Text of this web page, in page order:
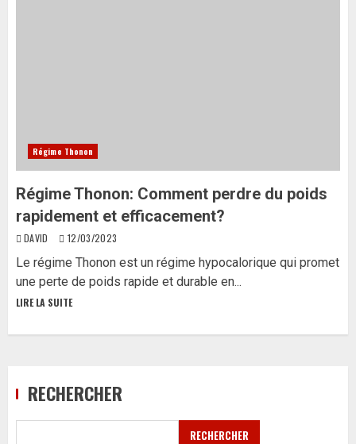
Régime Thonon
Régime Thonon: Comment perdre du poids
rapidement et efficacement?
DAVID 12/03/2023
Le régime Thonon est un régime hypocalorique qui promet
une perte de poids rapide et durable en...
LIRE LA SUITE
RECHERCHER
RECHERCHER